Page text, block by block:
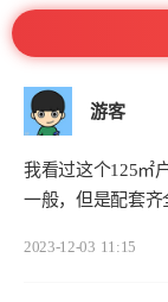
游客
我看过这个125㎡
一般，但是配套齐
2023-12-03 11:15